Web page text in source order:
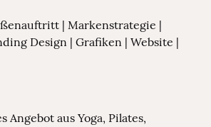
Angebot aus Yoga, Pilates,
| Markenstrategie |
Design | Grafiken | Website |